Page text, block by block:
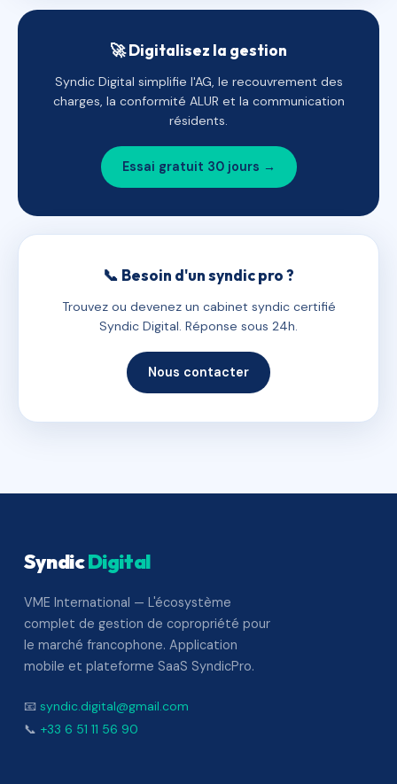
🚀 Digitalisez la gestion
Syndic Digital simplifie l'AG, le recouvrement des
charges, la conformité ALUR et la communication
résidents.
Essai gratuit 30 jours →
📞 Besoin d'un syndic pro ?
Trouvez ou devenez un cabinet syndic certifié
Syndic Digital. Réponse sous 24h.
Nous contacter
SyndicDigital
VME International — L'écosystème
complet de gestion de copropriété pour
le marché francophone. Application
mobile et plateforme SaaS SyndicPro.
📧 syndic.digital@gmail.com
📞 +33 6 51 11 56 90